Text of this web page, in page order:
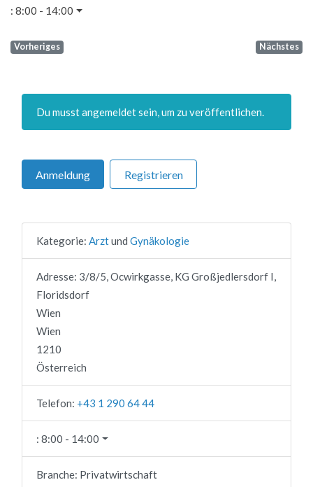
: 8:00 - 14:00
Vorheriges Nächstes
Du musst angemeldet sein, um zu veröffentlichen.
Anmeldung Registrieren
Kategorie: Arztund Gynäkologie
Adresse: 3/8/5, Ocwirkgasse, KG Großjedlersdorf I,
Floridsdorf
Wien
Wien
1210
Österreich
Telefon: +43 1 290 64 44
: 8:00 - 14:00
Branche: Privatwirtschaft